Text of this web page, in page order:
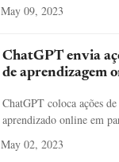
May 09, 2023
ChatGPT envia
de aprendizagem
ChatGPT coloca ações
aprendizado online em
May 02, 2023